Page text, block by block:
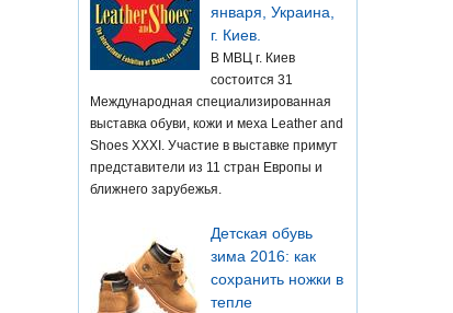
января, Украина,
г. Киев.
В МВЦ г. Киев
состоится 31
Международная специализированная
выставка обуви, кожи и меха Leather and
Shoes XXXI. Участие в выставке примут
представители из 11 стран Европы и
ближнего зарубежья.
Детская обувь
зима 2016: как
сохранить ножки в
тепле